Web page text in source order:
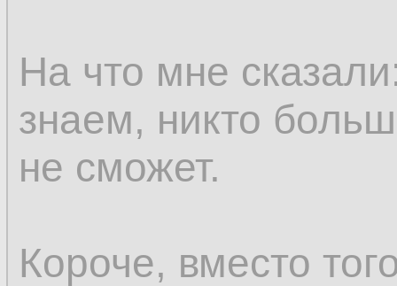
На что мне
знаем, никто
не сможет.
Короче, вместо